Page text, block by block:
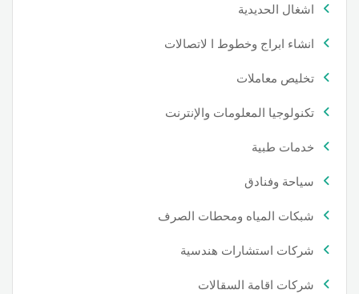
اشغال الحديدية
انشاء ابراج وخطوط ا لاتصالات
تخليص معاملات
تكنولوجيا المعلومات والإنترنت
خدمات طبية
سياحة وفنادق
شبكات المياه ومحطات الصرف
شركات استشارات هندسية
شركات اقامة السقالات